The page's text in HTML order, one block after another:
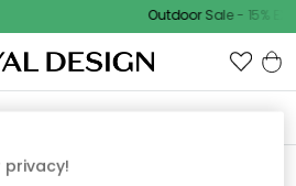
Outdoor Sale - 15%
privacy!